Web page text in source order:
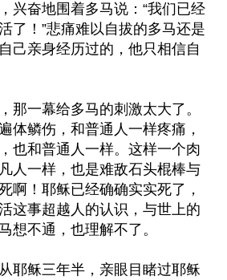
兴奋地围着多马说：“我们已经
了！”悲痛难以自拔的多马还是
己亲身经历过的，他只相信自
那一幕给多马的刺激太大了。
体鳞伤，和普通人一样疼痛，
也和普通人一样。这样一个肉
人一样，也是难敌石头棍棒与
啊！耶稣已经确确实实死了，
这事超越人的认识，与世上的
想不通，也理解不了。
耶稣三年半，亲眼目睹过耶稣